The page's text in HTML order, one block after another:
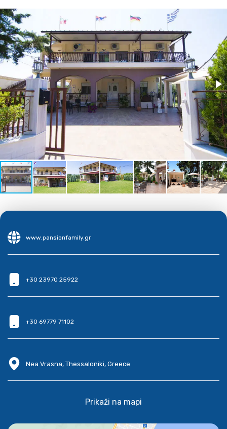
www.pansionfamily.gr
+30 23970 25922
+30 69779 71102
Nea Vrasna, Thessaloniki, Greece
Prikaži na mapi